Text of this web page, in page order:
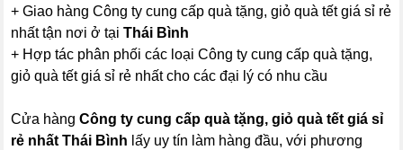
+ Giao hàng Công ty cung cấp quà tặng, giỏ quà tết giá sỉ rẻ
nhất tận nơi ở tạiThái Bình
+ Hợp tác phân phối các loại Công ty cung cấp quà tặng,
giỏ quà tết giá sỉ rẻ nhất cho các đại lý có nhu cầu
Cửa hàngCông ty cung cấp quà tặng, giỏ quà tết giá sỉ
rẻ nhất Thái Bình lấy uy tín làm hàng đầu, với phương